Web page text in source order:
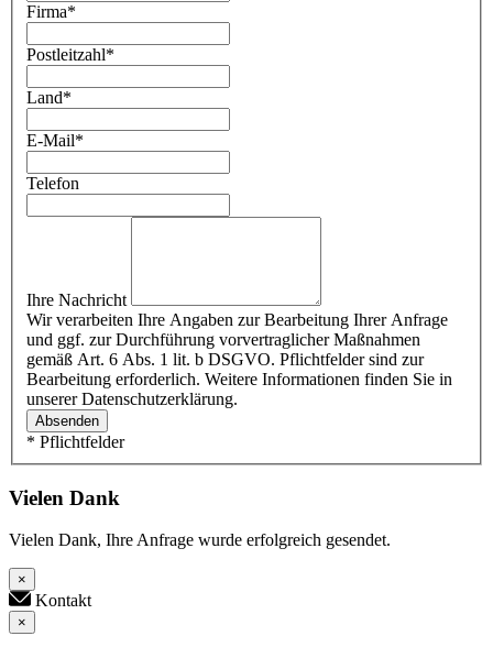
Firma*
Postleitzahl*
Land*
E-Mail*
Telefon
Ihre Nachricht
Wir verarbeiten Ihre Angaben zur Bearbeitung Ihrer Anfrage
und ggf. zur Durchführung vorvertraglicher Maßnahmen
gemäß Art. 6 Abs. 1 lit. b DSGVO. Pflichtfelder sind zur
Bearbeitung erforderlich. Weitere Informationen finden Sie in
unserer Datenschutzerklärung.
Absenden
* Pflichtfelder
Vielen Dank
Vielen Dank, Ihre Anfrage wurde erfolgreich gesendet.
×
Kontakt
×